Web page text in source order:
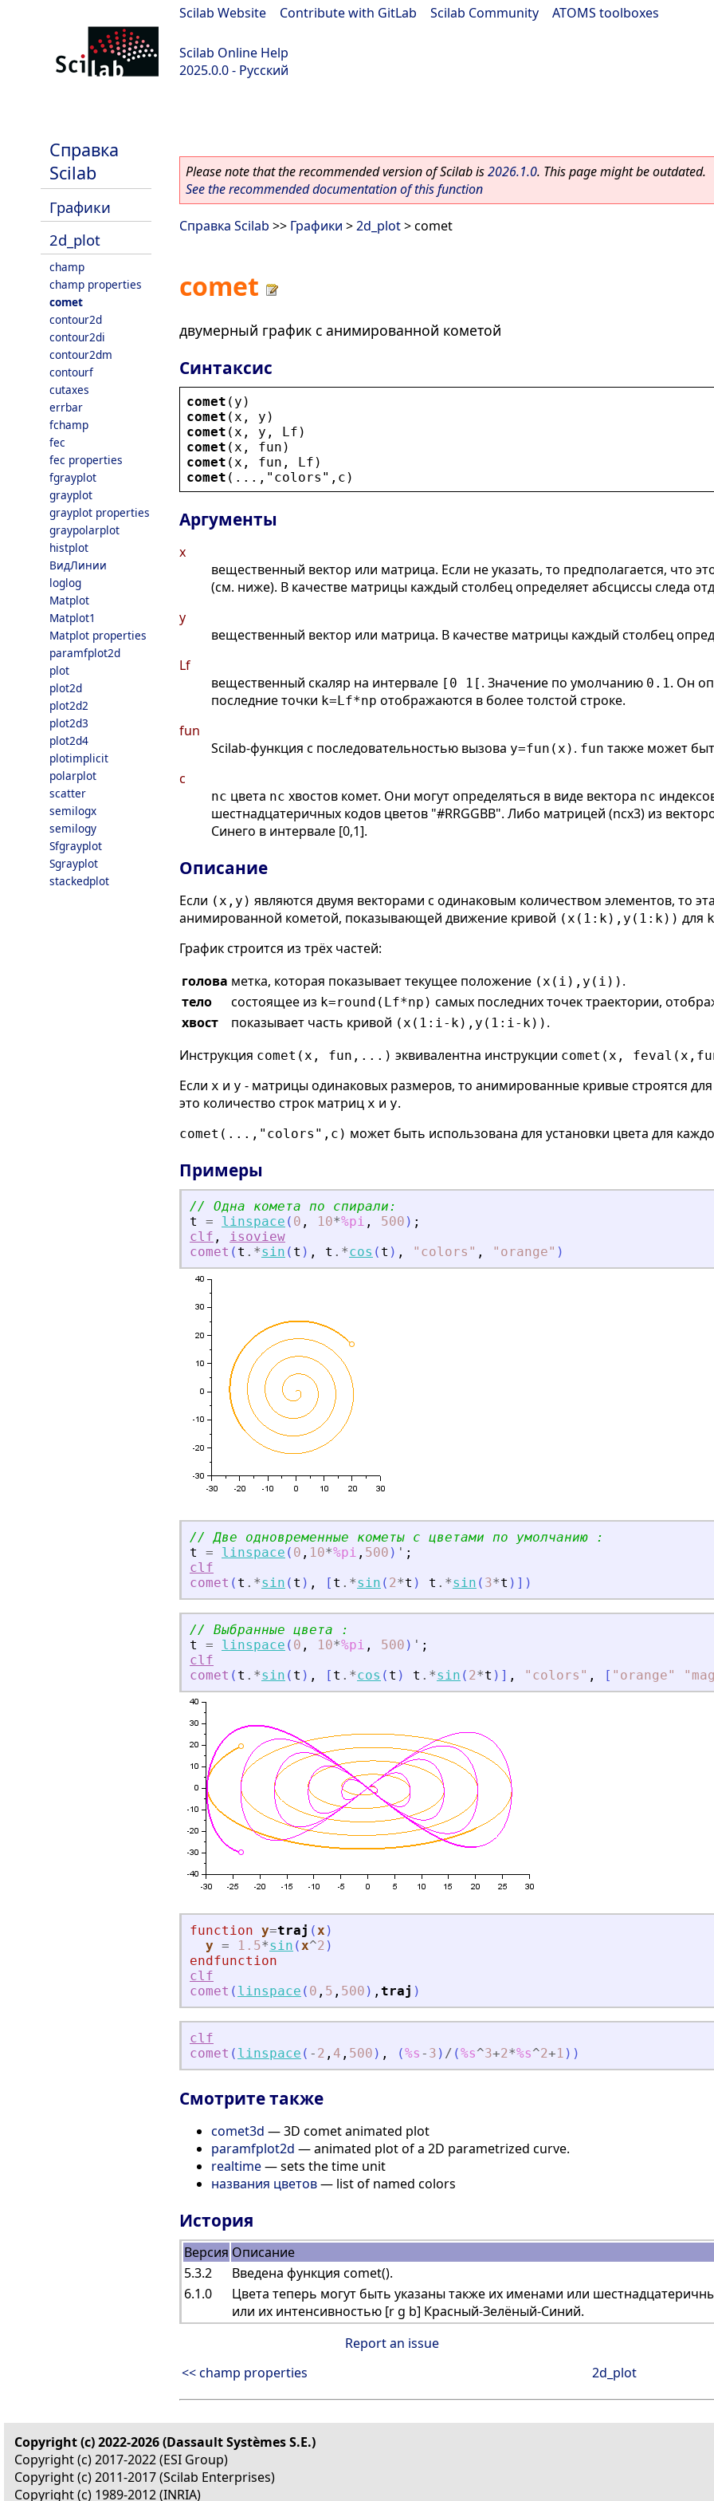
Scilab Website Contribute with GitLab Scilab Community ATOMS toolboxes
Scilab Online Help
2025.0.0 - Русский
Справка
Scilab
Графики
2d_plot
champ
champ properties
comet
contour2d
contour2di
contour2dm
contourf
cutaxes
errbar
fchamp
fec
fec properties
fgrayplot
grayplot
grayplot properties
graypolarplot
histplot
ВидЛинии
loglog
Matplot
Matplot1
Matplot properties
paramfplot2d
plot
plot2d
plot2d2
plot2d3
plot2d4
plotimplicit
polarplot
scatter
semilogx
semilogy
Sfgrayplot
Sgrayplot
stackedplot
Please note that the recommended version of Scilab is2026.1.0. This page might be outdated.
See the recommended documentation of this function
Справка Scilab >> Графики >2d_plot> comet
comet
двумерный график с анимированной кометой
Синтаксис
comet ( y )
comet ( x , y )
comet ( x , y , Lf )
comet ( x , fun )
comet ( x , fun , Lf )
comet (..., " colors " , c )
Аргументы
x
вещественный вектор или матрица. Если не указать, то предполагается, что
(см. ниже). В качестве матрицы каждый столбец определяет абсциссы следа
y
вещественный вектор или матрица. В качестве матрицы каждый столбец
Lf
вещественный скаляр на интервале [0 1[ . Значение по умолчанию 0.1. Он
последние точки k=Lf*np отображаются в более толстой строке.
fun
Scilab-функция с последовательностью вызова y=fun(x) . fun также может
c
nc цвета nc хвостов комет. Они могут определяться в виде вектора nc
шестнадцатеричных кодов цветов "#RRGGBB". Либо матрицей (ncx3) из
Синего в интервале [0,1].
Описание
Если (x,y) являются двумя векторами с одинаковым количеством элементов, то
анимированной кометой, показывающей движение кривой (x(1:k),y(1:k)) для k
График строится из трёх частей:
голова метка, которая показывает текущее положение (x(i),y(i)) .
тело
состоящее из k=round(Lf*np) самых последних точек траектории,
хвост
показывает часть кривой (x(1:i-k),y(1:i-k)) .
Инструкция comet(x, fun,...) эквивалентна инструкции comet(x,
Если x и y - матрицы одинаковых размеров, то анимированные кривые строятся
это количество строк матриц x и y.
comet(...,"colors",c) может быть использована для установки цвета для
Примеры
// Одна комета по спирали:
t
= linspace ( 0 , 10*%pi , 500 ) ;
clf ,
isoview
comet ( t .*sin ( t ) , t .*cos ( t ) , " colors " , " orange" )
// Две одновременные кометы с цветами по умолчанию :
t
= linspace ( 0 , 10*%pi , 500 ) ' ;
clf
comet ( t .*sin ( t ) , [ t .*sin ( 2*t ) t .*sin ( 3*t ) ] )
// Выбранные цвета :
t
= linspace ( 0 , 10*%pi , 500 ) ' ;
clf
comet ( t .*sin ( t ) , [ t .*cos ( t ) t .*sin ( 2*t ) ] , " colors " , [ " orange" " mag
function y=traj (x )
y = 1.5*sin (x^2 )
endfunction
clf
comet ( linspace ( 0 , 5 , 500 ) , traj )
clf
comet ( linspace ( - 2 , 4 , 500 ) , (%s - 3 ) / (%s^3+2*%s^2+1 ) )
Смотрите также
comet3d — 3D comet animated plot
paramfplot2d — animated plot of a 2D parametrized curve.
realtime— sets the time unit
названия цветов— list of named colors
История
Версия Описание
5.3.2
Введена функция comet().
6.1.0
Цвета теперь могут быть указаны также их именами или
или их интенсивностью [r g b] Красный-Зелёный-Синий.
Report an issue
<< champ properties
2d_plot
Copyright (c) 2022-2026 (Dassault Systèmes S.E.)
Copyright (c) 2017-2022 (ESI Group)
Copyright (c) 2011-2017 (Scilab Enterprises)
Copyright (c) 1989-2012 (INRIA)